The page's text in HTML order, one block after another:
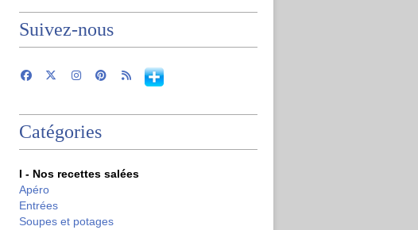
Suivez-nous
Catégories
I - Nos recettes salées
Apéro
Entrées
Soupes et potages